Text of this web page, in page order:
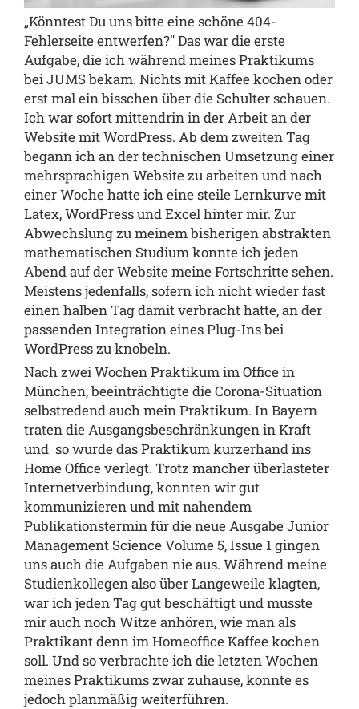
„Könntest Du uns bitte eine schöne 404-
Fehlerseite entwerfen?" Das war die erste
Aufgabe, die ich während meines Praktikums
bei JUMS bekam. Nichts mit Kaffee kochen oder
erst mal ein bisschen über die Schulter schauen.
Ich war sofort mittendrin in der Arbeit an der
Website mit WordPress. Ab dem zweiten Tag
begann ich an der technischen Umsetzung einer
mehrsprachigen Website zu arbeiten und nach
einer Woche hatte ich eine steile Lernkurve mit
Latex, WordPress und Excel hinter mir. Zur
Abwechslung zu meinem bisherigen abstrakten
mathematischen Studium konnte ich jeden
Abend auf der Website meine Fortschritte sehen.
Meistens jedenfalls, sofern ich nicht wieder fast
einen halben Tag damit verbracht hatte, an der
passenden Integration eines Plug-Ins bei
WordPress zu knobeln.
Nach zwei Wochen Praktikum im Office in
München, beeinträchtigte die Corona-Situation
selbstredend auch mein Praktikum. In Bayern
traten die Ausgangsbeschränkungen in Kraft
und so wurde das Praktikum kurzerhand ins
Home Office verlegt. Trotz mancher überlasteter
Internetverbindung, konnten wir gut
kommunizieren und mit nahendem
Publikationstermin für die neue Ausgabe Junior
Management Science Volume 5, Issue 1 gingen
uns auch die Aufgaben nie aus. Während meine
Studienkollegen also über Langeweile klagten,
war ich jeden Tag gut beschäftigt und musste
mir auch noch Witze anhören, wie man als
Praktikant denn im Homeoffice Kaffee kochen
soll. Und so verbrachte ich die letzten Wochen
meines Praktikums zwar zuhause, konnte es
jedoch planmäßig weiterführen.